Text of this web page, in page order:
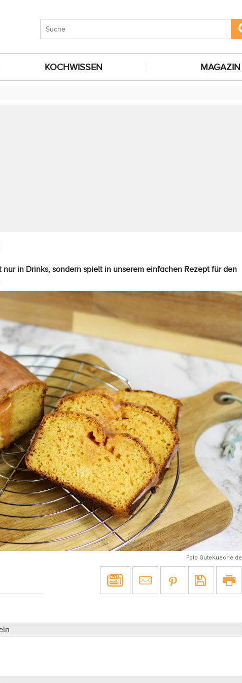
KOCHWISSEN MAGAZIN
in Drinks, sondern spielt in unserem einfachen Rezept für den
Foto GuteKueche.de